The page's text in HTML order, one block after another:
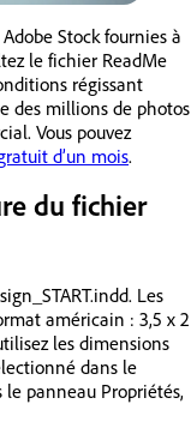
Stock fournies à
le fichier ReadMe
régissant
des millions de photos
Vous pouvez
d’un mois.
du fichier
Les
américain : 3,5 x 2
les dimensions
dans le
panneau Propriétés,